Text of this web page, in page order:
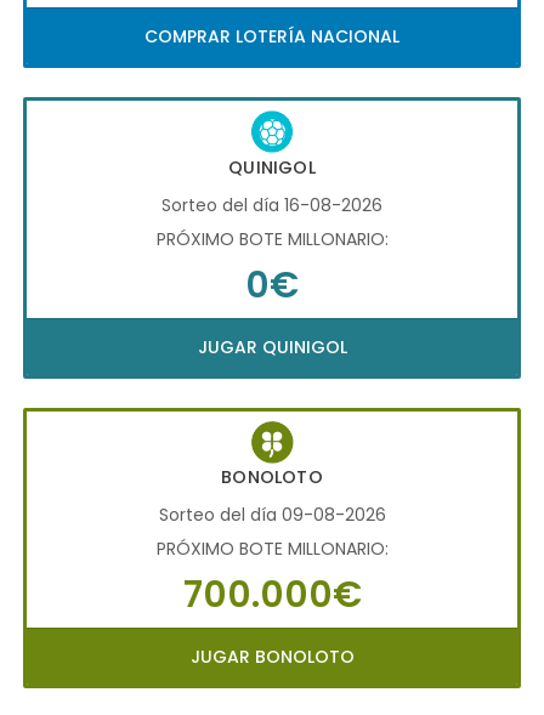
COMPRAR LOTERÍA NACIONAL
QUINIGOL
Sorteo del día 16-08-2026
PRÓXIMO BOTE MILLONARIO:
0€
JUGAR QUINIGOL
BONOLOTO
Sorteo del día 09-08-2026
PRÓXIMO BOTE MILLONARIO:
700.000€
JUGAR BONOLOTO